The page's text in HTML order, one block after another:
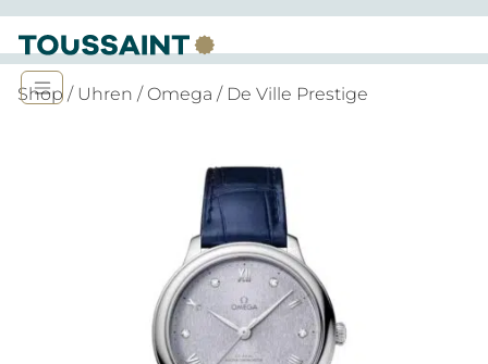
Shop / Uhren / Omega / De Ville Prestige